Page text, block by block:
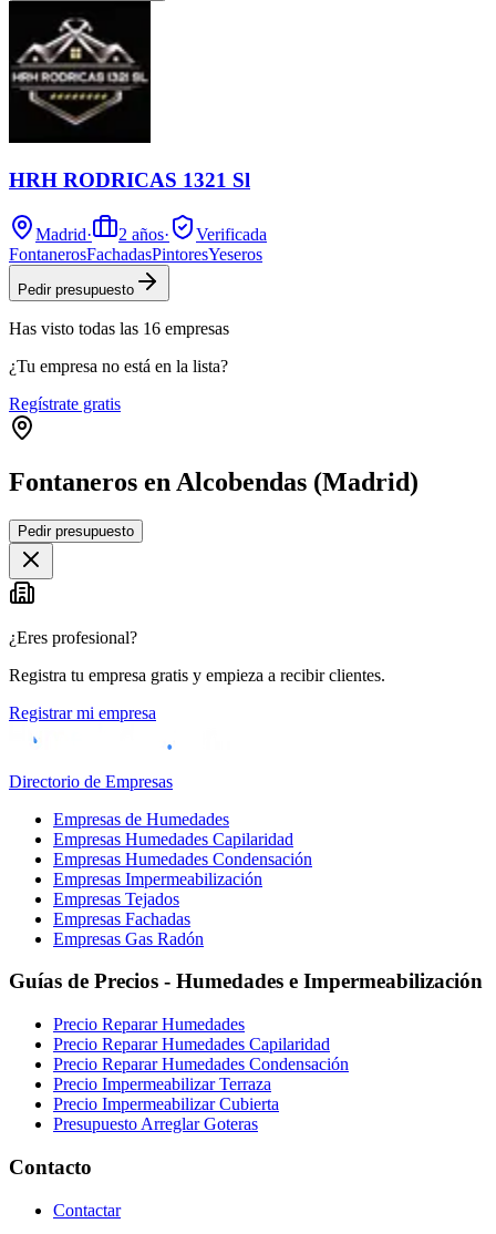
HRH RODRICAS 1321 Sl
Madrid· 2 años·
Verificada
FontanerosFachadasPintoresYeseros
Pedir presupuesto
Has visto todas las 16 empresas
¿Tu empresa no está en la lista?
Regístrate gratis
Fontaneros en Alcobendas (Madrid)
+
−
Pedir presupuesto
¿Eres profesional?
Registra tu empresa gratis y empieza a recibir clientes.
Registrar mi empresa
Directorio de Empresas
Empresas de Humedades
Empresas Humedades Capilaridad
Empresas Humedades Condensación
Empresas Impermeabilización
Empresas Tejados
Empresas Fachadas
Empresas Gas Radón
Guías de Precios - Humedades e Impermeabilización
Precio Reparar Humedades
Precio Reparar Humedades Capilaridad
Precio Reparar Humedades Condensación
Precio Impermeabilizar Terraza
Precio Impermeabilizar Cubierta
Presupuesto Arreglar Goteras
Contacto
Contactar